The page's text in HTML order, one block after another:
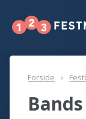
Forside